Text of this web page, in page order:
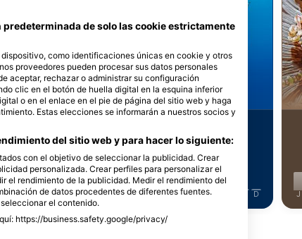
Dirscherl
J J A S O N D
iStock-Global_Pics
Barracuda
J F M A M J J A D J
de solo las cookie estrictamente
como identificaciones únicas en cookie y otros
proveedores pueden procesar sus datos personales
aceptar, rechazar o administrar su configuración
clic en el botón de huella digital en la esquina inferior
o en el enlace en el pie de página del sitio web y haga
Estas elecciones se informarán a nuestros socios y
del sitio web y para hacer lo siguiente:
con el objetivo de seleccionar la publicidad. Crear
personalizada. Crear perfiles para personalizar el
el rendimiento de la publicidad. Medir el rendimiento del
de datos procedentes de diferentes fuentes.
el contenido.
https://business.safety.google/privacy/